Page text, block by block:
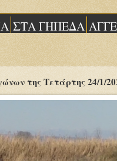
ΣΤΑ ΓΗΠΕΔΑ
της Τετάρτης 24/1/